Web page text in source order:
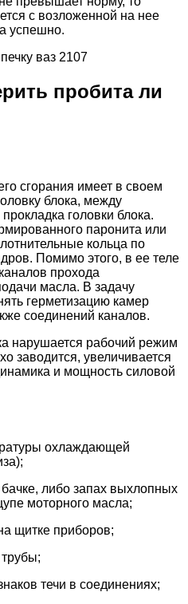
с возложенной на нее
успешно.
ваз 2107
пробита ли
сгорания имеет в своем
блока, между
головки блока.
паронита или
кольца по
Помимо этого, в ее теле
прохода
масла. В задачу
герметизацию камер
соединений каналов.
нарушается рабочий режим
заводится, увеличивается
и мощность силовой
охлаждающей
либо запах выхлопных
моторного масла;
щитке приборов;
течи в соединениях;